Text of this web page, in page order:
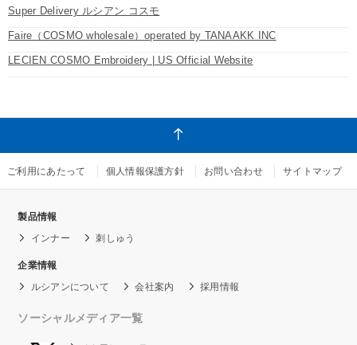
Super Delivery ルシアン コスモ
Faire（COSMO wholesale）operated by TANAAKK INC
LECIEN COSMO Embroidery | US Official Website
ご利用にあたって 個人情報保護方針 お問い合わせ サイトマップ
製品情報
インナー
刺しゅう
企業情報
ルシアンについて
会社案内 採用情報
ソーシャルメディア一覧